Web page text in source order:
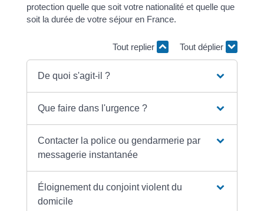
protection quelle que soit votre nationalité et quelle que
soit la durée de votre séjour en France.
Tout replier Tout déplier
De quoi s'agit-il ?
Que faire dans l'urgence ?
Contacter la police ou gendarmerie par
messagerie instantanée
Éloignement du conjoint violent du
domicile